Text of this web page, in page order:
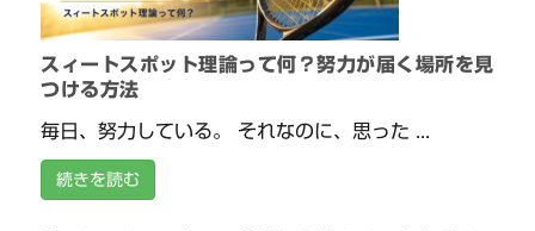
スィートスポット理論って何？努力が届く場所を見
つける方法
毎日、努力している。 それなのに、思った ...
続きを読む